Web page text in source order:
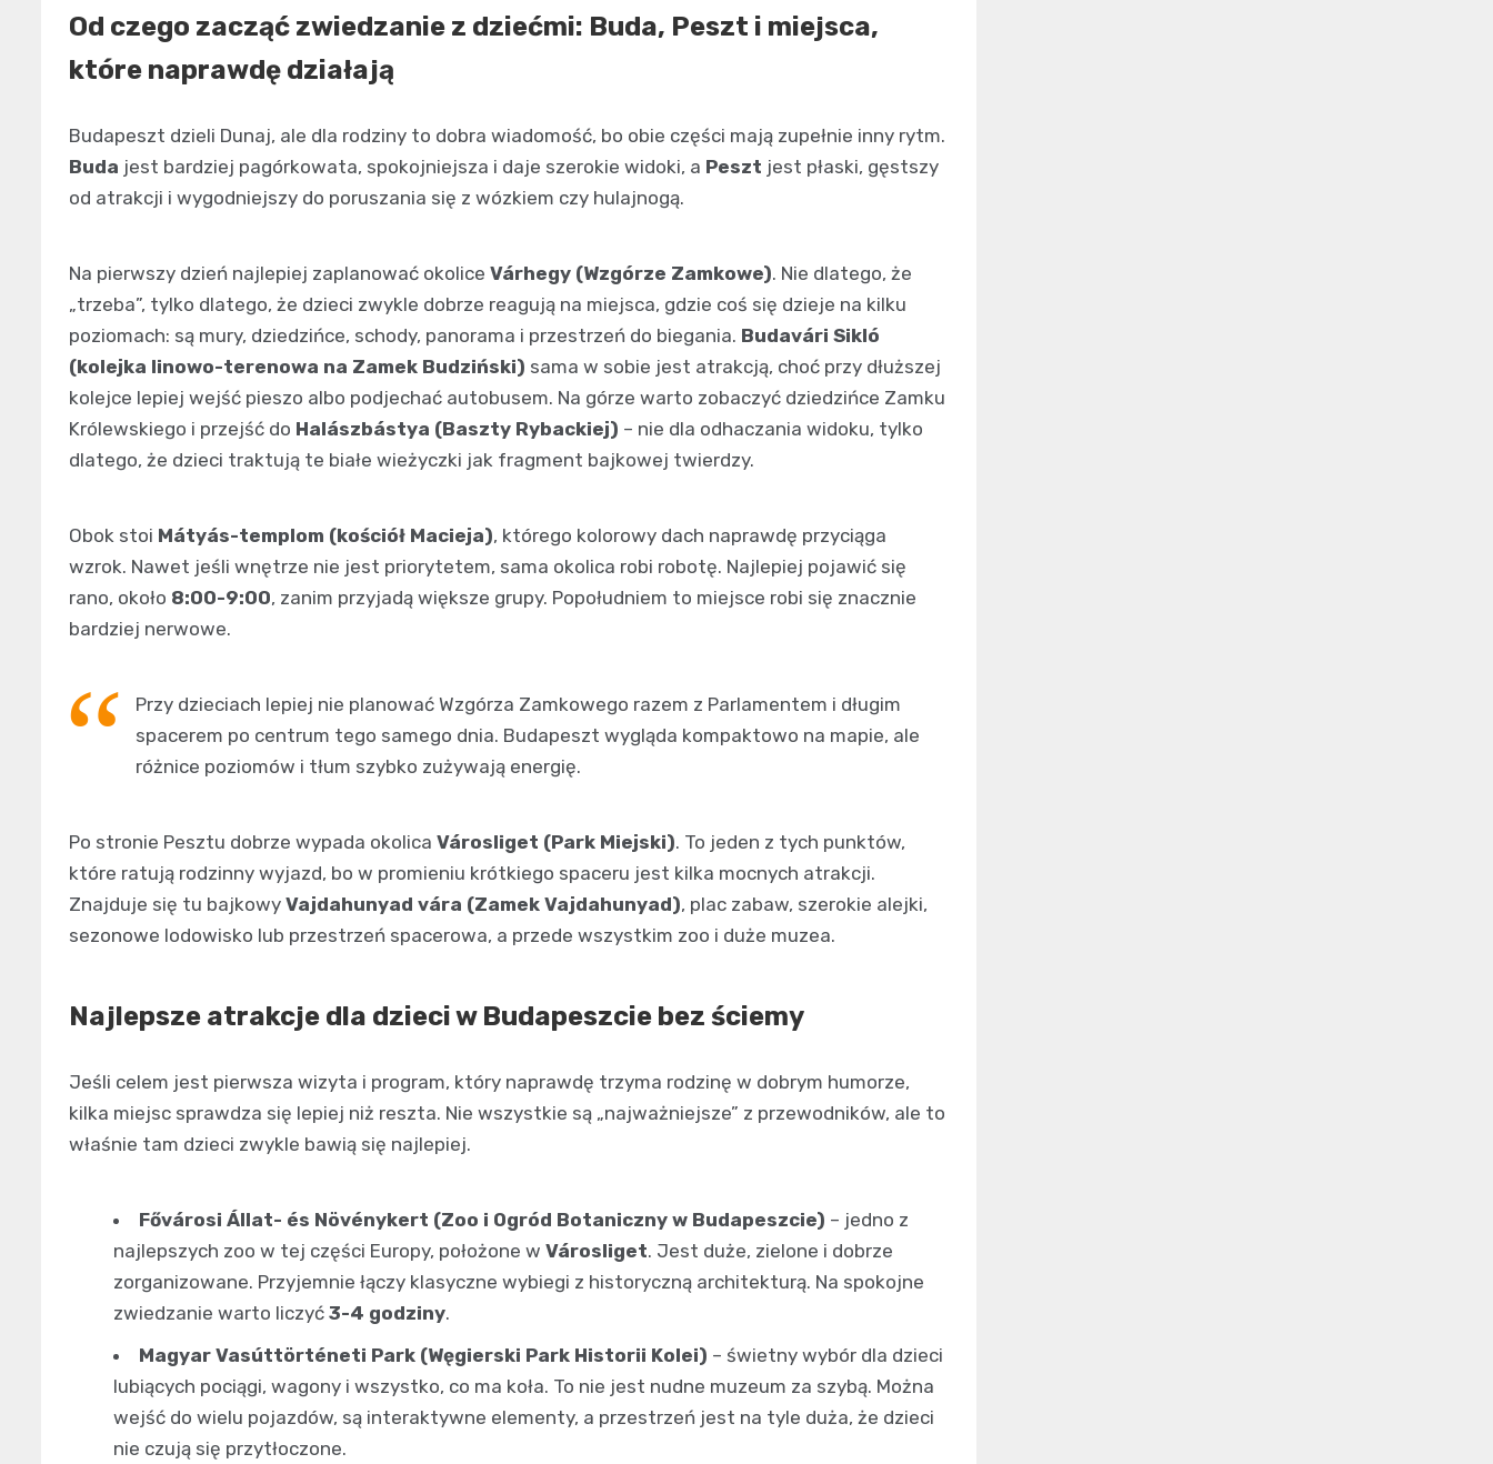
Od czego zacząć zwiedzanie z dziećmi: Buda, Peszt i miejsca,
które naprawdę działają
Budapeszt dzieli Dunaj, ale dla rodziny to dobra wiadomość, bo obie części mają zupełnie inny rytm.
Buda jest bardziej pagórkowata, spokojniejsza i daje szerokie widoki, a Peszt jest płaski, gęstszy
od atrakcji i wygodniejszy do poruszania się z wózkiem czy hulajnogą.
Na pierwszy dzień najlepiej zaplanować okolice Várhegy (Wzgórze Zamkowe). Nie dlatego, że
„trzeba”, tylko dlatego, że dzieci zwykle dobrze reagują na miejsca, gdzie coś się dzieje na kilku
poziomach: są mury, dziedzińce, schody, panorama i przestrzeń do biegania. Budavári Sikló
(kolejka linowo-terenowa na Zamek Budziński) sama w sobie jest atrakcją, choć przy dłuższej
kolejce lepiej wejść pieszo albo podjechać autobusem. Na górze warto zobaczyć dziedzińce Zamku
Królewskiego i przejść do Halászbástya (Baszty Rybackiej) – nie dla odhaczania widoku, tylko
dlatego, że dzieci traktują te białe wieżyczki jak fragment bajkowej twierdzy.
Obok stoi Mátyás-templom (kościół Macieja), którego kolorowy dach naprawdę przyciąga
wzrok. Nawet jeśli wnętrze nie jest priorytetem, sama okolica robi robotę. Najlepiej pojawić się
rano, około 8:00-9:00, zanim przyjadą większe grupy. Popołudniem to miejsce robi się znacznie
bardziej nerwowe.
Przy dzieciach lepiej nie planować Wzgórza Zamkowego razem z Parlamentem i długim
spacerem po centrum tego samego dnia. Budapeszt wygląda kompaktowo na mapie, ale
różnice poziomów i tłum szybko zużywają energię.
Po stronie Pesztu dobrze wypada okolica Városliget (Park Miejski). To jeden z tych punktów,
które ratują rodzinny wyjazd, bo w promieniu krótkiego spaceru jest kilka mocnych atrakcji.
Znajduje się tu bajkowy Vajdahunyad vára (Zamek Vajdahunyad), plac zabaw, szerokie alejki,
sezonowe lodowisko lub przestrzeń spacerowa, a przede wszystkim zoo i duże muzea.
Najlepsze atrakcje dla dzieci w Budapeszcie bez ściemy
Jeśli celem jest pierwsza wizyta i program, który naprawdę trzyma rodzinę w dobrym humorze,
kilka miejsc sprawdza się lepiej niż reszta. Nie wszystkie są „najważniejsze” z przewodników, ale to
właśnie tam dzieci zwykle bawią się najlepiej.
Fővárosi Állat- és Növénykert (Zoo i Ogród Botaniczny w Budapeszcie) – jedno z
najlepszych zoo w tej części Europy, położone w Városliget. Jest duże, zielone i dobrze
zorganizowane. Przyjemnie łączy klasyczne wybiegi z historyczną architekturą. Na spokojne
zwiedzanie warto liczyć 3-4 godziny.
Magyar Vasúttörténeti Park (Węgierski Park Historii Kolei) – świetny wybór dla dzieci
lubiących pociągi, wagony i wszystko, co ma koła. To nie jest nudne muzeum za szybą. Można
wejść do wielu pojazdów, są interaktywne elementy, a przestrzeń jest na tyle duża, że dzieci
nie czują się przytłoczone.